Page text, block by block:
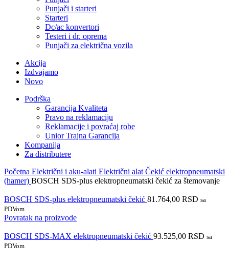
Punjači i starteri
Starteri
Dc/ac konvertori
Testeri i dr. oprema
Punjači za električna vozila
Akcija
Izdvajamo
Novo
Podrška
Garancija Kvaliteta
Pravo na reklamaciju
Reklamacije i povraćaj robe
Unior Trajna Garancija
Kompanija
Za distributere
Početna Električni i aku-alati Električni alat Čekić elektropneumatski
(hamer) BOSCH SDS-plus elektropneumatski čekić za štemovanje
BOSCH SDS-plus elektropneumatski čekić 81.764,00 RSD sa
PDVom
Povratak na proizvode
BOSCH SDS-MAX elektropneumatski čekić 93.525,00 RSD sa
PDVom